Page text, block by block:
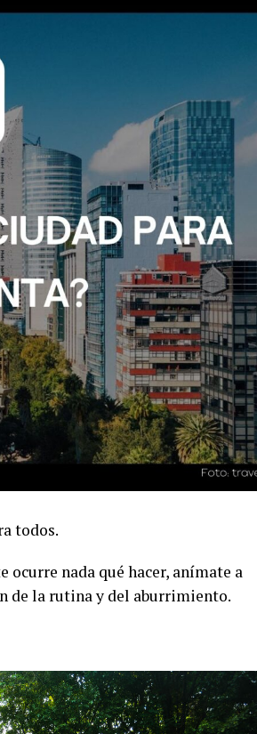
todos.
ocurre nada qué hacer, anímate a
de la rutina y del aburrimiento.